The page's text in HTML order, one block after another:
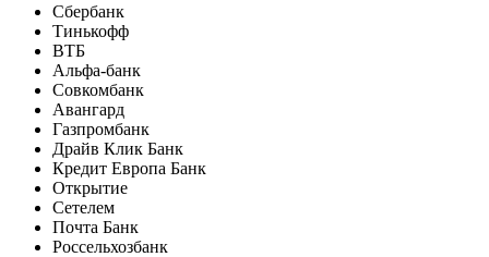
Сбербанк
Тинькофф
ВТБ
Альфа-банк
Совкомбанк
Авангард
Газпромбанк
Драйв Клик Банк
Кредит Европа Банк
Открытие
Сетелем
Почта Банк
Россельхозбанк